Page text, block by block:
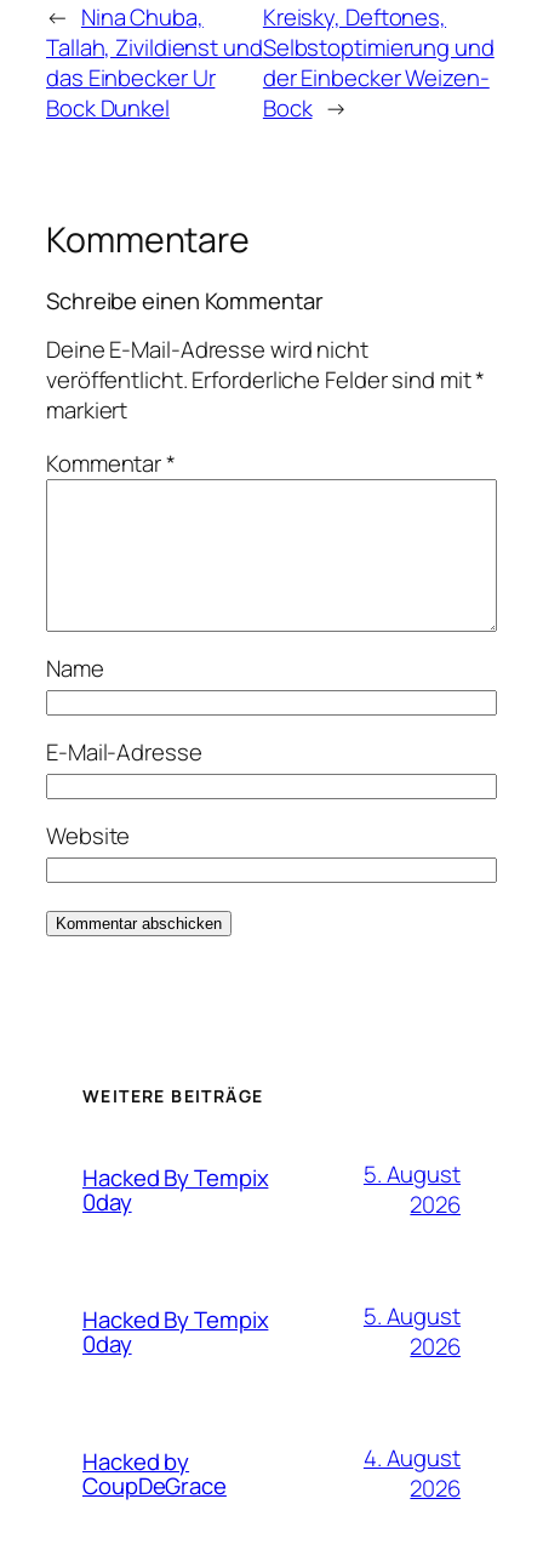
← Nina Chuba,
Tallah, Zivildienst und
das Einbecker Ur
Bock Dunkel
Kreisky, Deftones,
Selbstoptimierung und
der Einbecker Weizen-
Bock →
Kommentare
Schreibe einen Kommentar
Deine E-Mail-Adresse wird nicht
veröffentlicht.Erforderliche Felder sind mit*
markiert
Kommentar*
Name
E-Mail-Adresse
Website
WEITERE BEITRÄGE
Hacked By Tempix
0day
5. August
2026
Hacked By Tempix
0day
5. August
2026
Hacked by
CoupDeGrace
4. August
2026